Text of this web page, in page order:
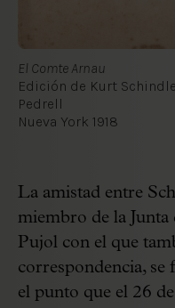
El Comte Arnau
Edición de Kurt
Pedrell
Nueva York 1918
La amistad entre
miembro de la
Pujol con el que
correspondencia, se
el punto que el 26